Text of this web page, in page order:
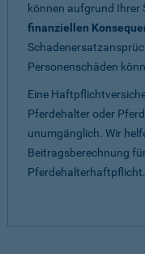
können aufgrund Ihrer
finanziellen
Personenschäden
Eine
Pferdehalter oder
unumgänglich. Wir
Beitragsberechnung
Pferdehalterhaftpflicht.